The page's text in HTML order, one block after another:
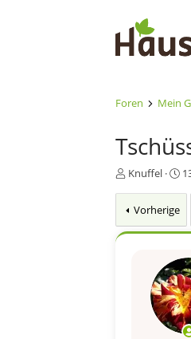
Foren Mein
E
t
e
Knuffel
E
e
l
t
a
m
Vorherige